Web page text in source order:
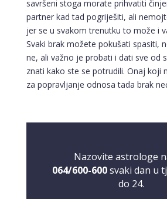
savršeni stoga morate prihvatiti
partner kad tad pogriješiti, ali
jer se u svakom trenutku to može i
Svaki brak možete pokušati spasiti,
ne, ali važno je probati i dati sve od
znati kako ste se potrudili. Onaj koji
za popravljanje odnosa tada brak
Nazovite astrologe
064/600-600svaki dan u
do 24.